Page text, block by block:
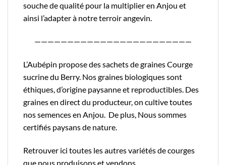
souche de qualité pour la multiplier en Anjou et
ainsi l’adapter à notre terroir angevin.
————————————————————————
L’Aubépin propose des sachets de graines Courge
sucrine du Berry. Nos graines biologiques sont
éthiques, d’origine paysanne et reproductibles. Des
graines en direct du producteur, on cultive toutes
nos semences en Anjou. De plus, Nous sommes
certifiés paysans de nature.
Retrouver ici toutes les autres variétés de courges
que nous produisons et vendons.